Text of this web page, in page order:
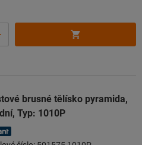
brusné tělísko pyramida,
Typ: 1010P